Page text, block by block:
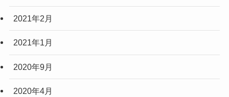
2021年2月
2021年1月
2020年9月
2020年4月